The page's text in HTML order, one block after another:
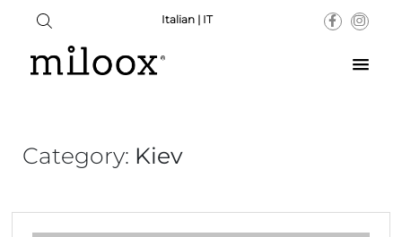
Italian | IT
Category: Kiev